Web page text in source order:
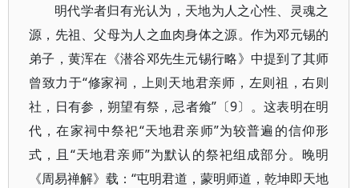
明代学者归有光认为，天地为人之心性、灵魂之
源，先祖、父母为人之血肉身体之源。作为邓元锡的
弟子，黄浑在《潜谷邓先生元锡行略》中提到了其师
曾致力于“修家祠，上则天地君亲师，左则祖，右则
社，日有参，朔望有祭，忌者飨”〔9〕。这表明在明
代，在家祠中祭祀“天地君亲师”为较普遍的信仰形
式，且“天地君亲师”为默认的祭祀组成部分。晚明
《周易禅解》载：“屯明君道，蒙明师道，乾坤即天地